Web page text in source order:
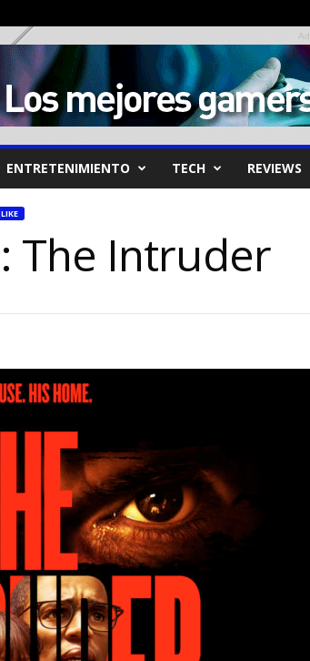
Ad
ENTRETENIMIENTO TECH REVIEWS
The Intruder